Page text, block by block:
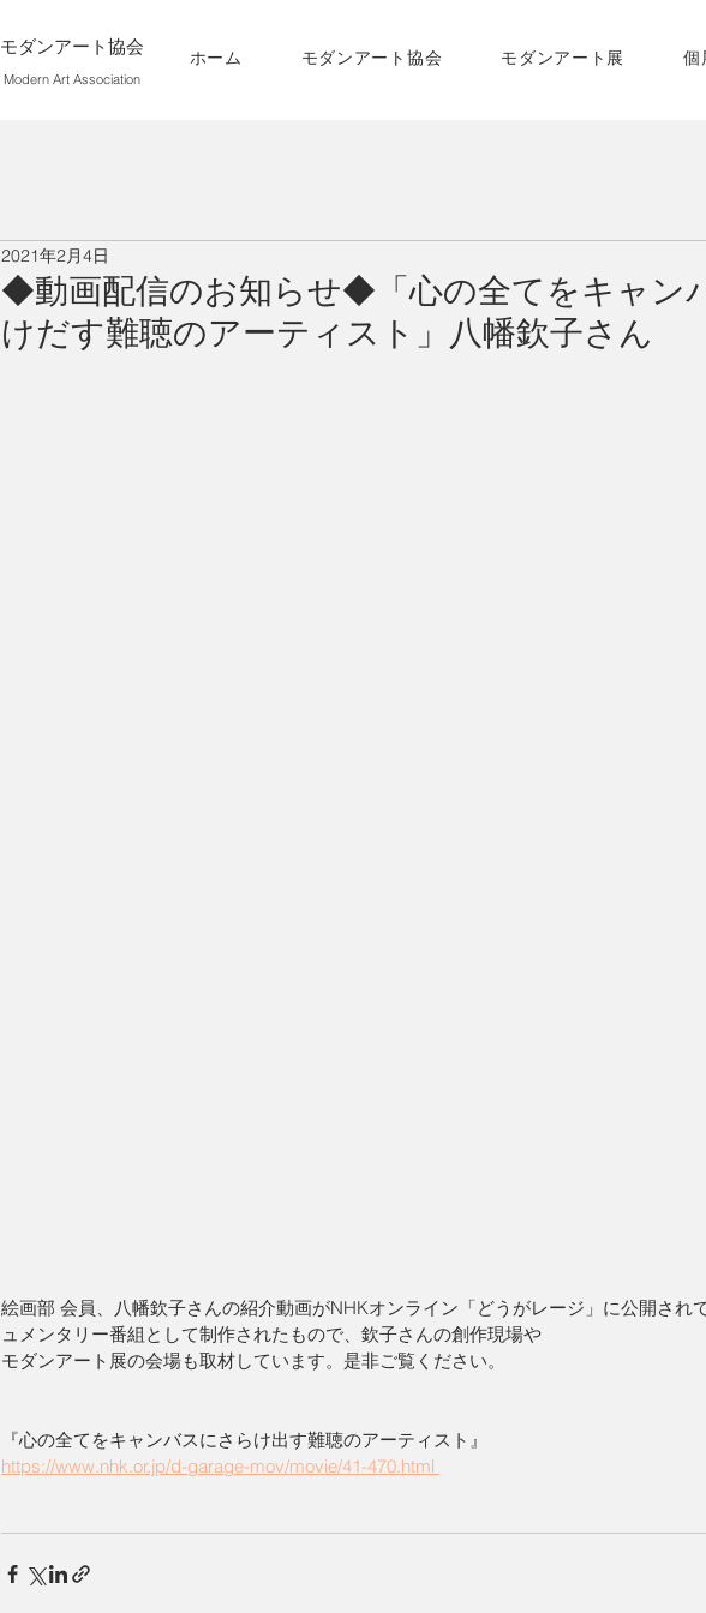
モダンアート協会
Modern Art Association
ホーム モダンアート協会 モダンアート展 個
◆動画配信のお知らせ◆「心の全てをキャン
けだす難聴のアーティスト」八幡欽子さん
2021年2月4日
絵画部 会員、八幡欽子さんの紹介動画がNHKオンライン「どうがレージ」に公開され
ュメンタリー番組として制作されたもので、欽子さんの創作現場や
モダンアート展の会場も取材しています。是非ご覧ください。
『心の全てをキャンバスにさらけ出す難聴のアーティスト』
https://www.nhk.or.jp/d-garage-mov/movie/41-470.html